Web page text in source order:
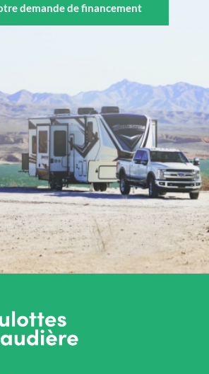
demande de financement